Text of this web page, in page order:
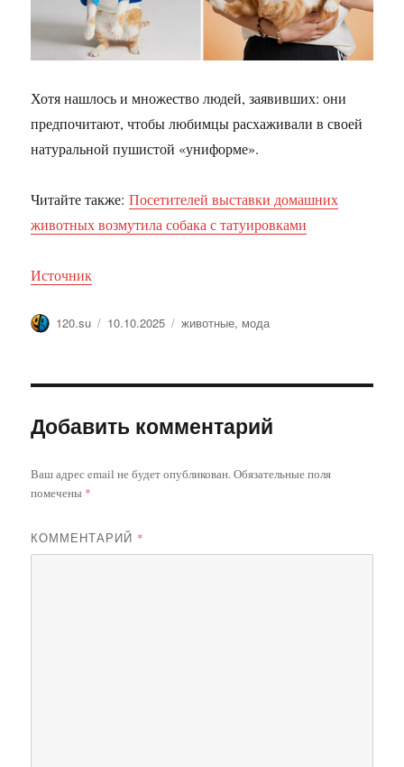
Хотя нашлось и множество людей, заявивших: они
предпочитают, чтобы любимцы расхаживали в своей
натуральной пушистой «униформе».
Читайте также:Посетителей выставки домашних
животных возмутила собака с татуировками
Источник
Автор
120.su Опубликовано
10.10.2025 Метки
животные, мода
Добавить комментарий
Ваш адрес email не будет опубликован.Обязательные поля
помечены *
КОММЕНТАРИЙ *